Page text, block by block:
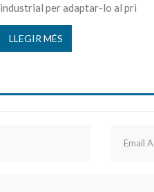
industrial per adaptar-lo al pri
LLEGIR MÉS